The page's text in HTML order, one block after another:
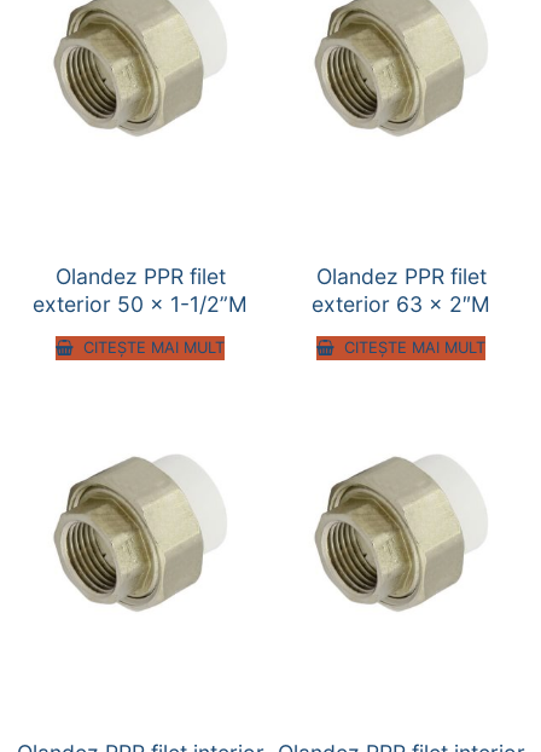
Olandez PPR filet
exterior 50 x 1-1/2”M
CITEȘTE MAI MULT
Olandez PPR filet
exterior 63 x 2″M
CITEȘTE MAI MULT